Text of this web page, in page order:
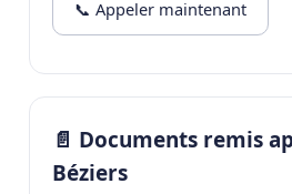
📞 Appeler maintenant
📄 Documents remis
Béziers